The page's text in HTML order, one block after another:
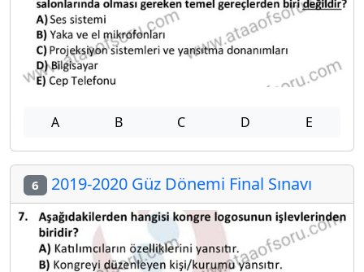
A B C D E
6 2019-2020 Güz Dönemi Final Sınavı